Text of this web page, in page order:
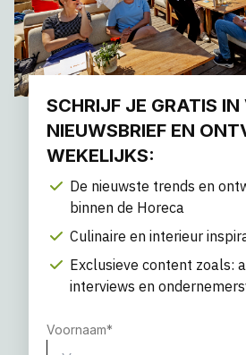
SCHRIJF JE GRATIS IN
NIEUWSBRIEF EN
WEKELIJKS:
De nieuwste trends en
binnen de Horeca
Culinaire en interieur
Exclusieve content zoals:
interviews en
Voornaam*